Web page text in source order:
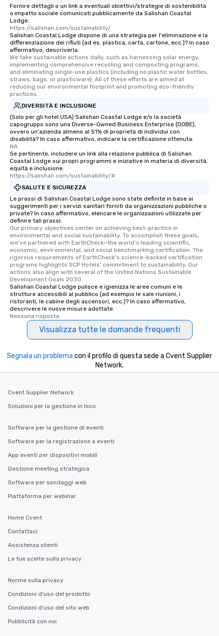
Fornire dettagli o un link a eventuali obiettivi/strategie di sostenibilità
o impatto sociale comunicati pubblicamente da Salishan Coastal
Lodge.
https://salishan.com/sustainability/
Salishan Coastal Lodge dispone di una strategia per l'eliminazione e la
differenziazione dei rifiuti (ad es. plastica, carta, cartone, ecc.)? In caso
affermativo, descriverla.
We take sustainable actions daily, such as harnessing solar energy,
implementing comprehensive recycling and composting programs,
and eliminating single-use plastics (including no plastic water bottles,
straws, bags, or plasticware). All of these efforts are aimed at
reducing our environmental footprint and promoting eco-friendly
practices.
DIVERSITÀ E INCLUSIONE
(Solo per gli hotel USA) Salishan Coastal Lodge e/o la società
capogruppo sono una Diverse-Owned Business Enterprise (DOBE),
ovvero un'azienda almeno al 51% di proprietà di individui con
disabilità? In caso affermativo, indicare la certificazione ottenuta:
NA
Se pertinente, includere un link alla relazione pubblica di Salishan
Coastal Lodge sui propri programmi e iniziative in materia di diversità,
equità e inclusione.
https://salishan.com/sustainability/#
SALUTE E SICUREZZA
Le prassi di Salishan Coastal Lodge sono state definite in base ai
suggerimenti per i servizi sanitari forniti da organizzazioni pubbliche o
private? In caso affermativo, elencare le organizzazioni utilizzate per
definire tali prassi:
Our primary objectives center on achieving best-practice in
environmental and social sustainability. To accomplish these goals,
we’ve partnered with EarthCheck—the world’s leading scientific,
economic, environmental, and social benchmarking certification. The
rigorous requirements of EarthCheck’s science-backed certification
programs highlights SCP Hotels’ commitment to sustainability. Our
actions also align with several of the United Nations Sustainable
Development Goals 2030.
Salishan Coastal Lodge pulisce e igienizza le aree comuni e le
strutture accessibili al pubblico (ad esempio le sale riunioni, i
ristoranti, le cabine degli ascensori, ecc.)? In caso affermativo,
descrivere le nuove misure adottate.
Nessuna risposta.
Visualizza tutte le domande frequenti
Segnala un problema con il profilo di questa sede a Cvent Supplier
Network.
Cvent Supplier Network
Soluzioni per la gestione in loco
Software per la gestione di eventi
Software per la registrazione a eventi
App eventi per dispositivi mobili
Gestione meeting strategica
Software per sondaggi web
Piattaforma per webinar
Home Cvent
Contattaci
Assistenza clienti
Le tue scelte sulla privacy
Norme sulla privacy
Condizioni d'uso del prodotto
Condizioni d'uso del sito web
Pubblicità con noi